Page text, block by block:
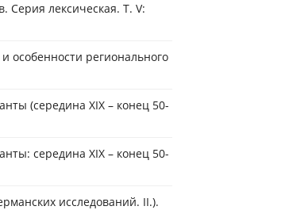
Серия лексическая. Т. V:
особенности регионального
(середина XIX – конец 50-
середина XIX – конец 50-
исследований. II.).